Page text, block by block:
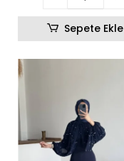
Sepete Ekle